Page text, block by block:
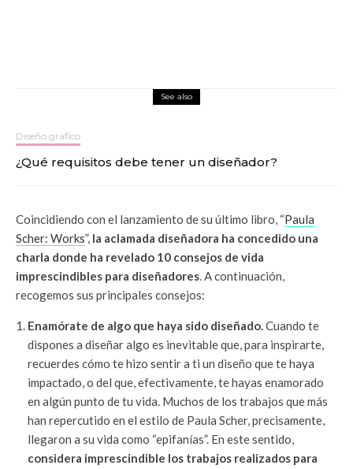
See also
Diseño gráfico
¿Qué requisitos debe tener un diseñador?
Coincidiendo con el lanzamiento de su último libro, “Paula
Scher: Works”, la aclamada diseñadora ha concedido una
charla donde ha revelado 10 consejos de vida
imprescindibles para diseñadores. A continuación,
recogemos sus principales consejos:
Enamórate de algo que haya sido diseñado.Cuando te
dispones a diseñar algo es inevitable que, para inspirarte,
recuerdes cómo te hizo sentir a ti un diseño que te haya
impactado, o del que, efectivamente, te hayas enamorado
en algún punto de tu vida. Muchos de los trabajos que más
han repercutido en el estilo de Paula Scher, precisamente,
llegaron a su vida como “epifanías”. En este sentido,
considera imprescindible los trabajos realizados para